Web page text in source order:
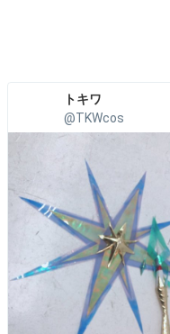
トキワ
@TKWcos